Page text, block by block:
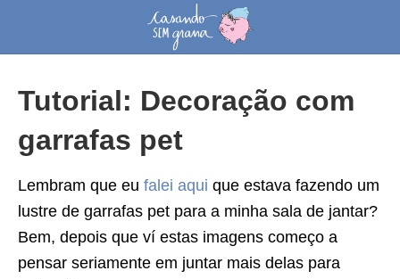
Tutorial: Decoração com
garrafas pet
Lembram que eu falei aqui que estava fazendo um
lustre de garrafas pet para a minha sala de jantar?
Bem, depois que ví estas imagens começo a
pensar seriamente em juntar mais delas para